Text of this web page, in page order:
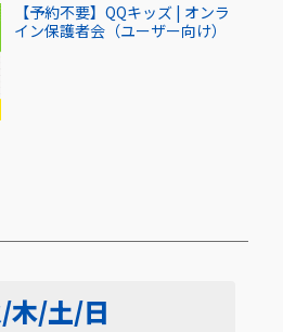
【予約不要】QQキッズ | オンラ
イン保護者会（ユーザー向け）
木/土/日